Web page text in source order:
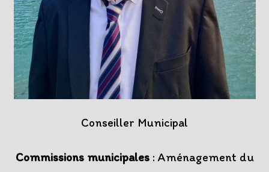
Conseiller Municipal
Commissions municipales : Aménagement du